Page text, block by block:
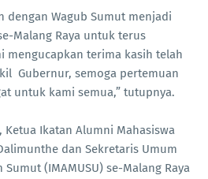
Wagub Sumut menjadi
Malang Raya untuk terus
mengucapkan terima kasih telah
Gubernur, semoga pertemuan
untuk kami semua,” tutupnya.
Ikatan Alumni Mahasiswa
dan Sekretaris Umum
(IMAMUSU) se-Malang Raya